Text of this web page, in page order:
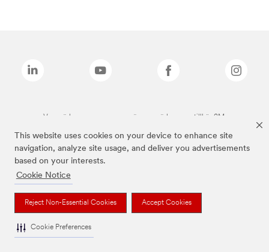
This website uses cookies on your device to enhance site
navigation, analyze site usage, and deliver you advertisements
based on your interests.
Cookie Notice
Reject Non-Essential Cookies Accept Cookies
Cookie Preferences
Varumärken som anges ovan är varumärken som tillhör 3M.